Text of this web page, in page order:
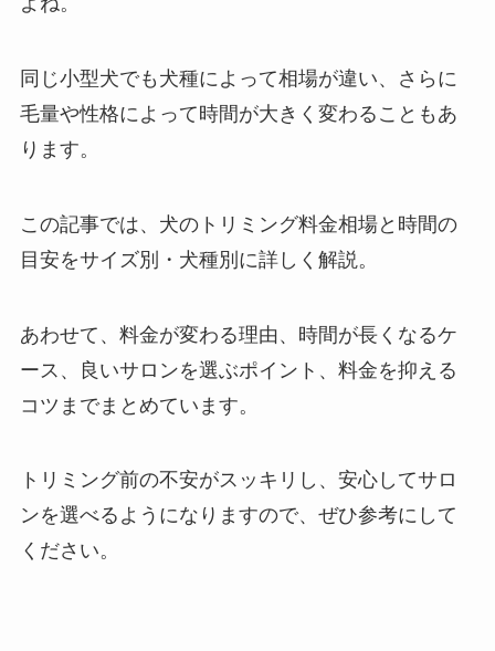
同じ小型犬でも犬種によって相場が違い、さらに
毛量や性格によって時間が大きく変わることもあ
ります。
この記事では、犬のトリミング料金相場と時間の
目安をサイズ別・犬種別に詳しく解説。
あわせて、料金が変わる理由、時間が長くなるケ
ース、良いサロンを選ぶポイント、料金を抑える
コツまでまとめています。
トリミング前の不安がスッキリし、安心してサロ
ンを選べるようになりますので、ぜひ参考にして
ください。